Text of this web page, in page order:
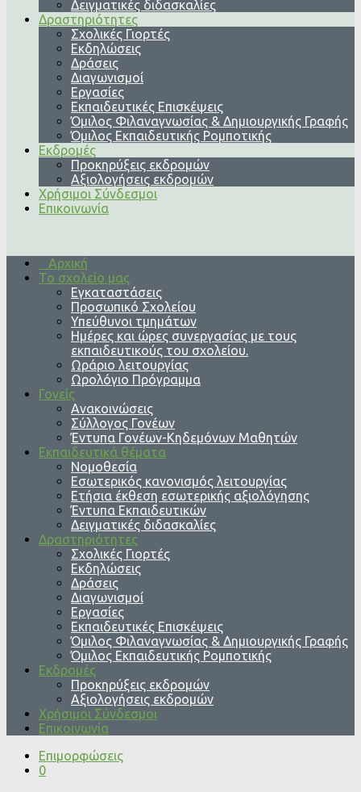
Δειγματικές διδασκαλίες
Δραστηριότητες
Σχολικές Γιορτές
Εκδηλώσεις
Δράσεις
Διαγωνισμοί
Εργασίες
Εκπαιδευτικές Επισκέψεις
Όμιλος Φιλαναγνωσίας & Δημιουργικής Γραφής
Όμιλος Εκπαιδευτικής Ρομποτικής
Εκδρομές
Προκηρύξεις εκδρομών
Αξιολογήσεις εκδρομών
Χρήσιμοι Σύνδεσμοι
Επικοινωνία
Αρχική
Το σχολείο μας
Εγκαταστάσεις
Προσωπικό Σχολείου
Υπεύθυνοι τμημάτων
Ημέρες και ώρες συνεργασίας με τους
εκπαιδευτικούς του σχολείου.
Ωράριο λειτουργίας
Ωρολόγιο Πρόγραμμα
Γονείς
Ανακοινώσεις
Σύλλογος Γονέων
Έντυπα Γονέων-Κηδεμόνων Μαθητών
Εκπαιδευτικά θέματα
Νομοθεσία
Εσωτερικός κανονισμός λειτουργίας
Ετήσια έκθεση εσωτερικής αξιολόγησης
Έντυπα Εκπαιδευτικών
Δειγματικές διδασκαλίες
Δραστηριότητες
Σχολικές Γιορτές
Εκδηλώσεις
Δράσεις
Διαγωνισμοί
Εργασίες
Εκπαιδευτικές Επισκέψεις
Όμιλος Φιλαναγνωσίας & Δημιουργικής Γραφής
Όμιλος Εκπαιδευτικής Ρομποτικής
Εκδρομές
Προκηρύξεις εκδρομών
Αξιολογήσεις εκδρομών
Χρήσιμοι Σύνδεσμοι
Επικοινωνία
Επιμορφώσεις
0